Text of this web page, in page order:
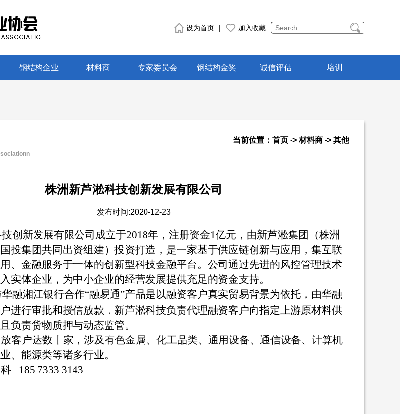
设为首页 | 加入收藏
钢结构企业 材料商 专家委员会 钢结构金奖 诚信评估 培训
当前位置： 首页 ->材料商 -> 其他
株洲新芦淞科技创新发展有限公司
发布时间:2020-12-23
创新发展有限公司成立于2018年，注册资金1亿元，由新芦淞集团（株洲
投集团共同出资组建）投资打造，是一家基于供应链创新与应用，集互联
、金融服务于一体的创新型科技金融平台。公司通过先进的风控管理技术
实体企业，为中小企业的经营发展提供充足的资金支持。
融湘江银行合作“融易通”产品是以融资客户真实贸易背景为依托，由华融
进行审批和授信放款，新芦淞科技负责代理融资客户向指定上游原材料供
负责货物质押与动态监管。
客户达数十家，涉及有色金属、化工品类、通用设备、通信设备、计算机
、能源类等诸多行业。
185 7333 3143